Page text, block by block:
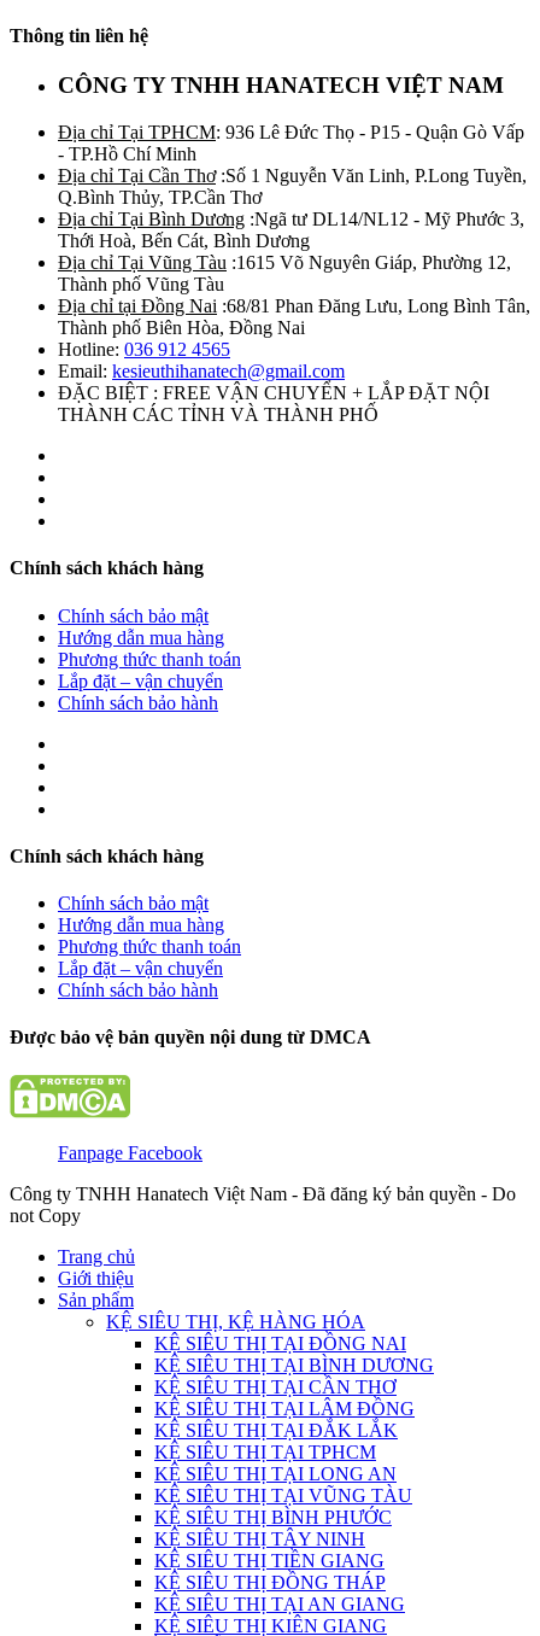
Thông tin liên hệ
CÔNG TY TNHH HANATECH VIỆT NAM
Địa chỉ Tại TPHCM: 936 Lê Đức Thọ - P15 - Quận Gò Vấp
- TP.Hồ Chí Minh
Địa chỉ Tại Cần Thơ:Số 1 Nguyễn Văn Linh, P.Long Tuyền,
Q.Bình Thủy, TP.Cần Thơ
Địa chỉ Tại Bình Dương :Ngã tư DL14/NL12 - Mỹ Phước 3,
Thới Hoà, Bến Cát, Bình Dương
Địa chỉ Tại Vũng Tàu :1615 Võ Nguyên Giáp, Phường 12,
Thành phố Vũng Tàu
Địa chỉ tại Đồng Nai :68/81 Phan Đăng Lưu, Long Bình Tân,
Thành phố Biên Hòa, Đồng Nai
Hotline: 036 912 4565
Email: kesieuthihanatech@gmail.com
ĐẶC BIỆT : FREE VẬN CHUYỂN + LẮP ĐẶT NỘI
THÀNH CÁC TỈNH VÀ THÀNH PHỐ
Chính sách khách hàng
Chính sách bảo mật
Hướng dẫn mua hàng
Phương thức thanh toán
Lắp đặt – vận chuyển
Chính sách bảo hành
Chính sách khách hàng
Chính sách bảo mật
Hướng dẫn mua hàng
Phương thức thanh toán
Lắp đặt – vận chuyển
Chính sách bảo hành
Được bảo vệ bản quyền nội dung từ DMCA
Fanpage Facebook
Công ty TNHH Hanatech Việt Nam - Đã đăng ký bản quyền - Do
not Copy
Trang chủ
Giới thiệu
Sản phẩm
KỆ SIÊU THỊ, KỆ HÀNG HÓA
KỆ SIÊU THỊ TẠI ĐỒNG NAI
KỆ SIÊU THỊ TẠI BÌNH DƯƠNG
KỆ SIÊU THỊ TẠI CẦN THƠ
KỆ SIÊU THỊ TẠI LÂM ĐỒNG
KỆ SIÊU THỊ TẠI ĐẮK LẮK
KỆ SIÊU THỊ TẠI TPHCM
KỆ SIÊU THỊ TẠI LONG AN
KỆ SIÊU THỊ TẠI VŨNG TÀU
KỆ SIÊU THỊ BÌNH PHƯỚC
KỆ SIÊU THỊ TÂY NINH
KỆ SIÊU THỊ TIỀN GIANG
KỆ SIÊU THỊ ĐỒNG THÁP
KỆ SIÊU THỊ TẠI AN GIANG
KỆ SIÊU THỊ KIÊN GIANG